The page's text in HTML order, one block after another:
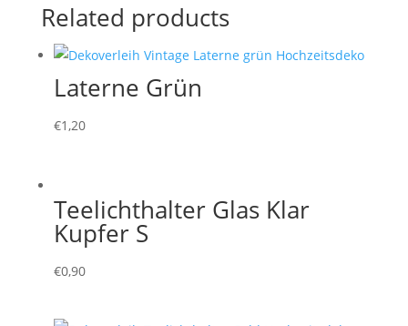
Related products
Laterne Grün
€1,20
Teelichthalter Glas Klar
Kupfer S
€0,90